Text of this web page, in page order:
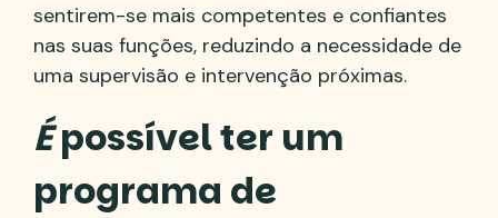
sentirem-se mais competentes e confiantes
nas suas funções, reduzindo a necessidade de
uma supervisão e intervenção próximas.
Épossível ter um
programa de